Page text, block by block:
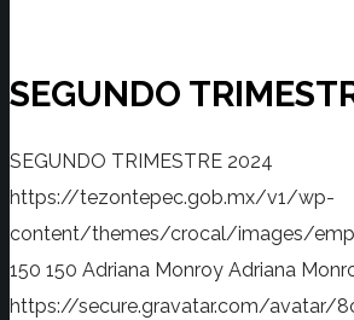
SEGUNDO
SEGUNDO TRIMESTRE 2024
https://tezontepec.gob.mx/v1/wp-
content/themes/crocal/images/
150 150 Adriana Monroy Adriana
https://secure.gravatar.com/avatar/